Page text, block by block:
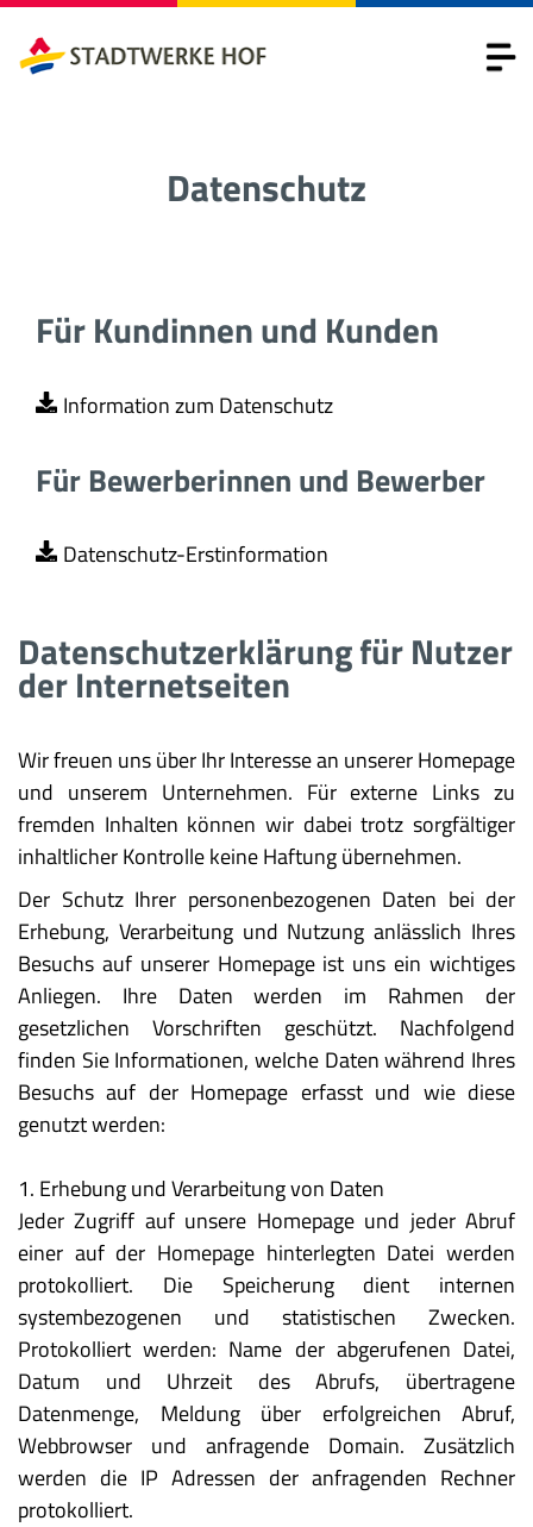
Datenschutz
Für Kundinnen und Kunden
Information zum Datenschutz
Für Bewerberinnen und Bewerber
Datenschutz-Erstinformation
Datenschutzerklärung für Nutzer
der Internetseiten
Wir freuen uns über Ihr Interesse an unserer Homepage
und unserem Unternehmen. Für externe Links zu
fremden Inhalten können wir dabei trotz sorgfältiger
inhaltlicher Kontrolle keine Haftung übernehmen.
Der Schutz Ihrer personenbezogenen Daten bei der
Erhebung, Verarbeitung und Nutzung anlässlich Ihres
Besuchs auf unserer Homepage ist uns ein wichtiges
Anliegen. Ihre Daten werden im Rahmen der
gesetzlichen Vorschriften geschützt. Nachfolgend
finden Sie Informationen, welche Daten während Ihres
Besuchs auf der Homepage erfasst und wie diese
genutzt werden:
1. Erhebung und Verarbeitung von Daten
Jeder Zugriff auf unsere Homepage und jeder Abruf
einer auf der Homepage hinterlegten Datei werden
protokolliert. Die Speicherung dient internen
systembezogenen und statistischen Zwecken.
Protokolliert werden: Name der abgerufenen Datei,
Datum und Uhrzeit des Abrufs, übertragene
Datenmenge, Meldung über erfolgreichen Abruf,
Webbrowser und anfragende Domain. Zusätzlich
werden die IP Adressen der anfragenden Rechner
protokolliert.